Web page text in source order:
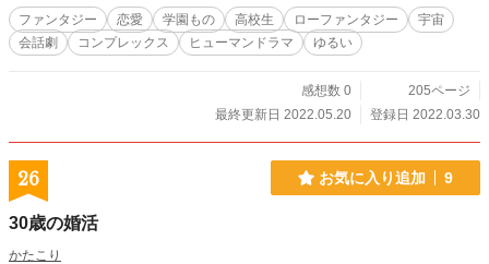
ファンタジー 恋愛 学園もの 高校生 ローファンタジー
宇宙
会話劇
コンプレックス ヒューマンドラマ ゆるい
感想数 0
205ページ
最終更新日 2022.05.20
登録日 2022.03.30
26 お気に入り追加 9
30歳の婚活
かたこり